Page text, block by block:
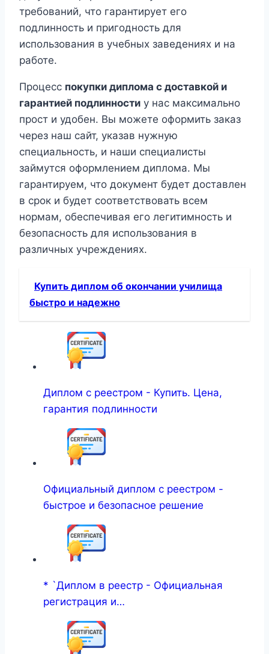
требований, что гарантирует его
подлинность и пригодность для
использования в учебных заведениях и на
работе.
Процесс покупки диплома с доставкой и
гарантией подлинности у нас максимально
прост и удобен. Вы можете оформить заказ
через наш сайт, указав нужную
специальность, и наши специалисты
займутся оформлением диплома. Мы
гарантируем, что документ будет доставлен
в срок и будет соответствовать всем
нормам, обеспечивая его легитимность и
безопасность для использования в
различных учреждениях.
Купить диплом об окончании училища
быстро и надежно
Диплом с реестром - Купить. Цена,
гарантия подлинности
Официальный диплом с реестром -
быстрое и безопасное решение
* `Диплом в реестр - Официальная
регистрация и…